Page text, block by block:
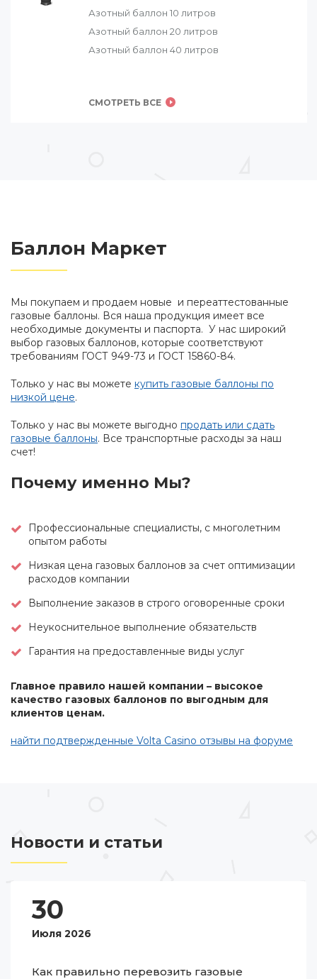
Азотный баллон 10 литров
Азотный баллон 20 литров
Азотный баллон 40 литров
СМОТРЕТЬ ВСЕ
Баллон Маркет
Мы покупаем и продаем новые и переаттестованные
газовые баллоны. Вся наша продукция имеет все
необходимые документы и паспорта. У нас широкий
выбор газовых баллонов, которые соответствуют
требованиям ГОСТ 949-73 и ГОСТ 15860-84.
Только у нас вы можете купить газовые баллоны по
низкой цене.
Только у нас вы можете выгодно продать или сдать
газовые баллоны. Все транспортные расходы за наш
счет!
Почему именно Мы?
Профессиональные специалисты, с многолетним
опытом работы
Низкая цена газовых баллонов за счет оптимизации
расходов компании
Выполнение заказов в строго оговоренные сроки
Неукоснительное выполнение обязательств
Гарантия на предоставленные виды услуг
Главное правило нашей компании – высокое
качество газовых баллонов по выгодным для
клиентов ценам.
найти подтвержденные Volta Casino отзывы на форуме
Новости и статьи
30
Июля 2026
Как правильно перевозить газовые